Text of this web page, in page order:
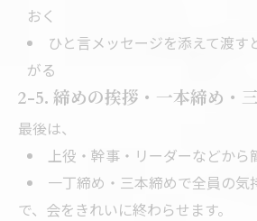
おく
ひと言メッセージを添えて渡す
がる
2-5. 締めの挨拶・一本締め・
最後は、
上役・幹事・リーダーなどから
一丁締め・三本締めで全員の気
で、会をきれいに終わらせます。